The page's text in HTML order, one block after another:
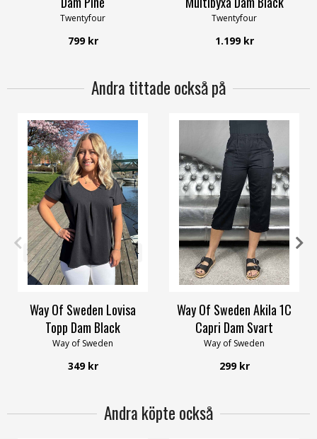
Twentyfour
799 kr
Twentyfour
1.199 kr
Andra tittade också på
36/38 44/46
52/54
56/58
Way Of Sweden Lovisa
Topp Dam Black
Way of Sweden
349 kr
XS S M L XL 4XL
Way Of Sweden Akila 1C
Capri Dam Svart
Way of Sweden
299 kr
Andra köpte också